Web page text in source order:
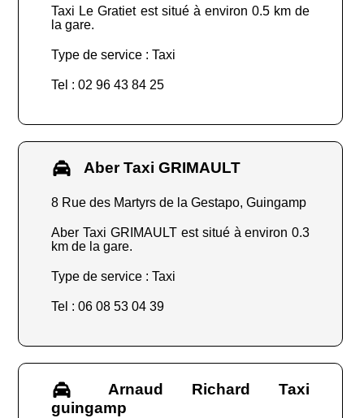
Taxi Le Gratiet est situé à environ 0.5 km de
la gare.
Type de service : Taxi
Tel : 02 96 43 84 25
Aber Taxi GRIMAULT
8 Rue des Martyrs de la Gestapo, Guingamp
Aber Taxi GRIMAULT est situé à environ 0.3
km de la gare.
Type de service : Taxi
Tel : 06 08 53 04 39
Arnaud Richard Taxi
guingamp